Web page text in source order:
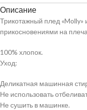
Описание
Трикотажный плед «Molly»
прикосновениями на
100% хлопок.
Уход:
Деликатная машинная
Не использовать
Не сушить в машинке.